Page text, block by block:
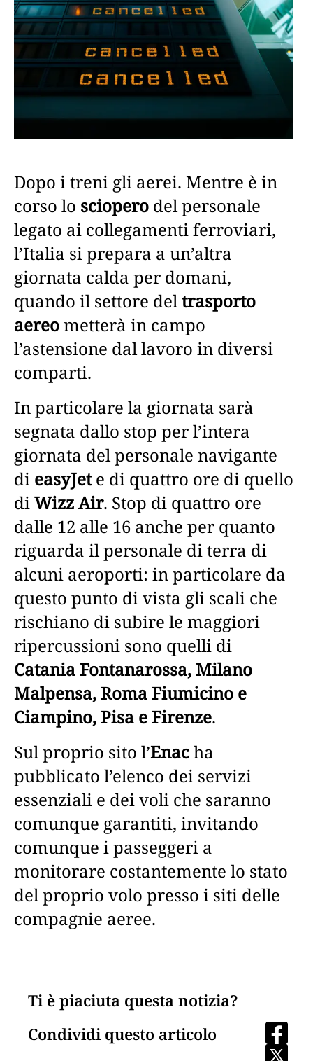
Dopo i treni gli aerei. Mentre è in
corso lo sciopero del personale
legato ai collegamenti ferroviari,
l’Italia si prepara a un’altra
giornata calda per domani,
quando il settore deltrasporto
aereometterà in campo
l’astensione dal lavoro in diversi
comparti.
In particolare la giornata sarà
segnata dallo stop per l’intera
giornata del personale navigante
di easyJete di quattro ore di quello
diWizz Air. Stop di quattro ore
dalle 12 alle 16 anche per quanto
riguarda il personale di terra di
alcuni aeroporti: in particolare da
questo punto di vista gli scali che
rischiano di subire le maggiori
ripercussioni sono quelli di
Catania Fontanarossa, Milano
Malpensa, Roma Fiumicino e
Ciampino, Pisa e Firenze.
Sul proprio sito l’Enacha
pubblicato l’elenco dei servizi
essenziali e dei voli che saranno
comunque garantiti, invitando
comunque i passeggeri a
monitorare costantemente lo stato
del proprio volo presso i siti delle
compagnie aeree.
Ti è piaciuta questa notizia?
Condividi questo articolo